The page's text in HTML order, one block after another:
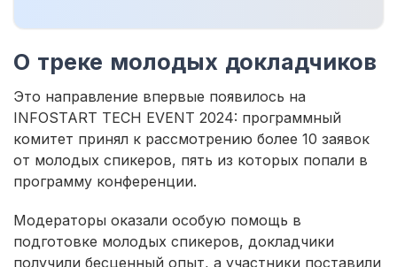
О треке молодых докладчиков
Это направление впервые появилось на
INFOSTART TECH EVENT 2024: программный
комитет принял к рассмотрению более 10 заявок
от молодых спикеров, пять из которых попали в
программу конференции.
Модераторы оказали особую помощь в
подготовке молодых спикеров, докладчики
получили бесценный опыт, а участники поставили